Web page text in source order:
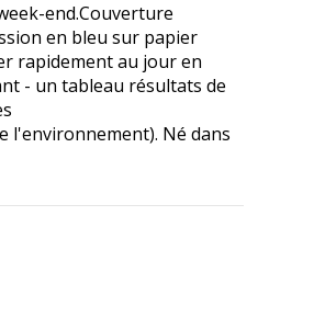
end.Couverture
en bleu sur papier
rapidement au jour en
- un tableau résultats de
l'environnement). Né dans